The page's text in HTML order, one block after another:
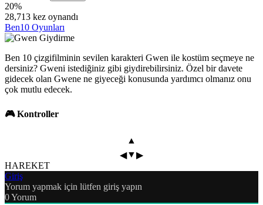
20%
28,713 kez oynandı
Ben10 Oyunları
Ben 10 çizgifilminin sevilen karakteri Gwen ile kostüm seçmeye ne
dersiniz? Gweni istediğiniz gibi giydirebilirsiniz. Özel bir davete
gidecek olan Gwene ne giyeceği konusunda yardımcı olmanız onu
çok mutlu edecek.
🎮 Kontroller
▲
◀▼▶
HAREKET
Giriş
Yorum yapmak için lütfen giriş yapın
0Yorum